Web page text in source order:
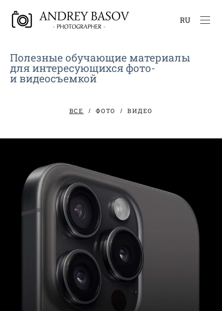
RU
Полезные обучающие материалы
для интересующихся фото-
и видеосъемкой
ВСЕ ФОТО ВИДЕО